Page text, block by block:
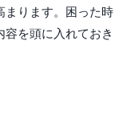
まります。困った時
を頭に入れておき